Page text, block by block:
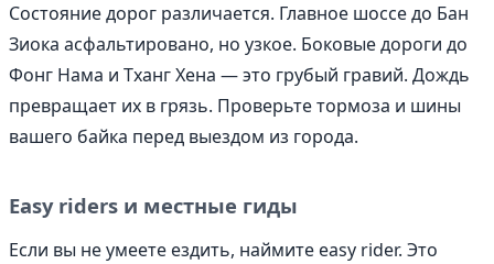
Состояние дорог различается. Главное шоссе до Бан
Зиока асфальтировано, но узкое. Боковые дороги до
Фонг Нама и Тханг Хена — это грубый гравий. Дождь
превращает их в грязь. Проверьте тормоза и шины
вашего байка перед выездом из города.
Easy riders и местные гиды
Если вы не умеете ездить, наймите easy rider. Это